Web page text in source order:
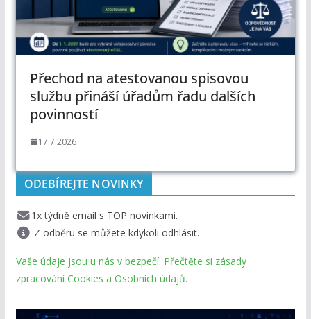
Přechod na atestovanou spisovou
službu přináší úřadům řadu dalších
povinností
17.7.2026
ODEBÍREJTE NOVINKY
1x týdně email s TOP novinkami.
Z odběru se můžete kdykoli odhlásit.
Vaše údaje jsou u nás v bezpečí. Přečtěte si zásady
zpracování Cookies a Osobních údajů.